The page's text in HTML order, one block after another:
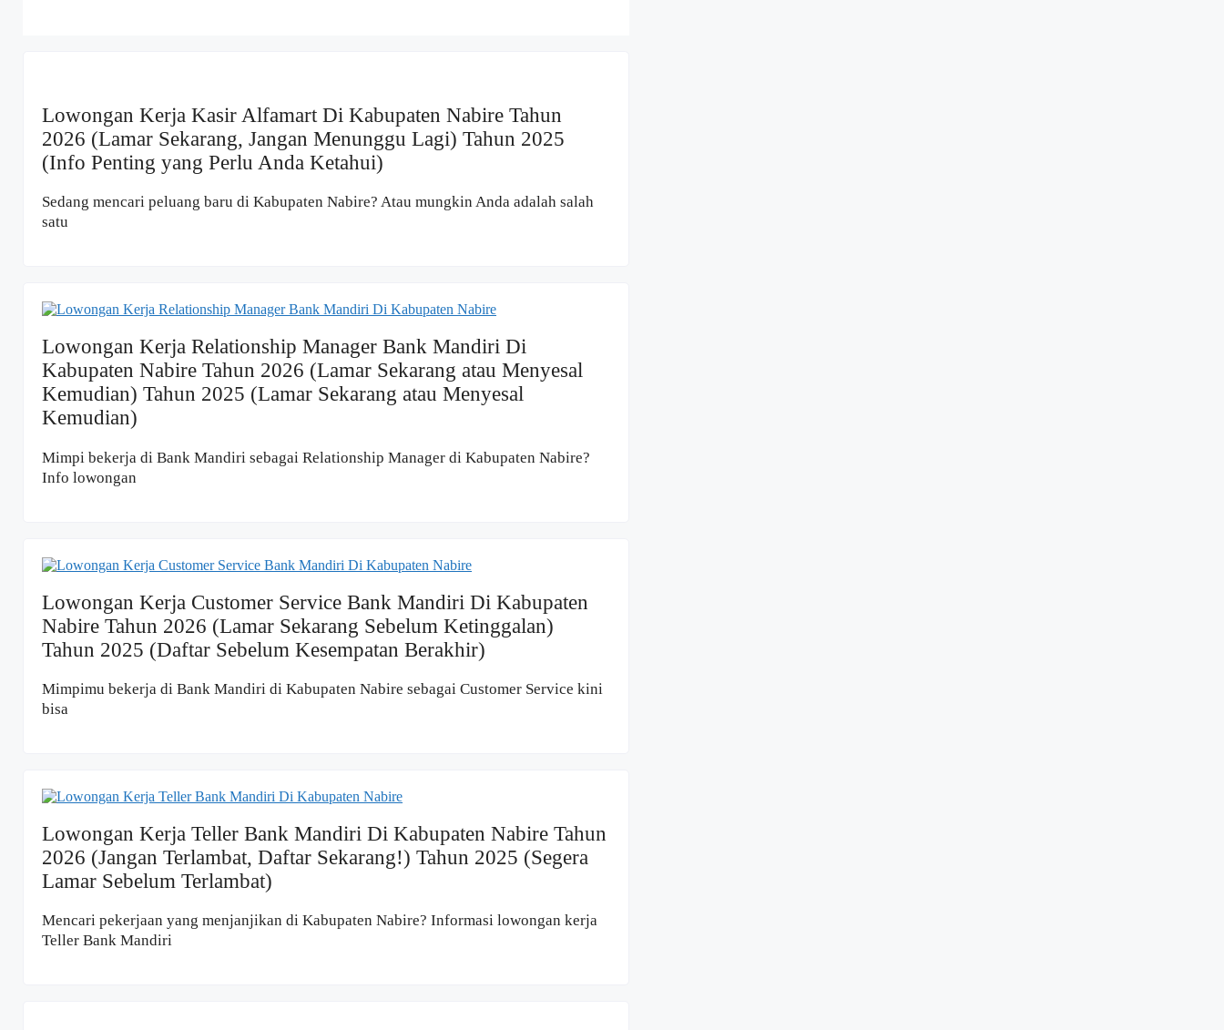
Lowongan Kerja Kasir Alfamart Di Kabupaten Nabire Tahun
2026 (Lamar Sekarang, Jangan Menunggu Lagi) Tahun 2025
(Info Penting yang Perlu Anda Ketahui)
Sedang mencari peluang baru di Kabupaten Nabire? Atau mungkin Anda adalah salah
satu
Lowongan Kerja Relationship Manager Bank Mandiri Di
Kabupaten Nabire Tahun 2026 (Lamar Sekarang atau Menyesal
Kemudian) Tahun 2025 (Lamar Sekarang atau Menyesal
Kemudian)
Mimpi bekerja di Bank Mandiri sebagai Relationship Manager di Kabupaten Nabire?
Info lowongan
Lowongan Kerja Customer Service Bank Mandiri Di Kabupaten
Nabire Tahun 2026 (Lamar Sekarang Sebelum Ketinggalan)
Tahun 2025 (Daftar Sebelum Kesempatan Berakhir)
Mimpimu bekerja di Bank Mandiri di Kabupaten Nabire sebagai Customer Service kini
bisa
Lowongan Kerja Teller Bank Mandiri Di Kabupaten Nabire Tahun
2026 (Jangan Terlambat, Daftar Sekarang!) Tahun 2025 (Segera
Lamar Sebelum Terlambat)
Mencari pekerjaan yang menjanjikan di Kabupaten Nabire? Informasi lowongan kerja
Teller Bank Mandiri